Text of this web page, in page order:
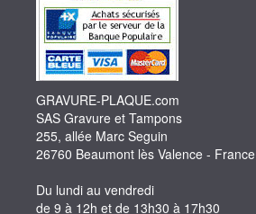
GRAVURE-PLAQUE.com
SAS Gravure et Tampons
255, allée Marc Seguin
26760 Beaumont lès Valence - France
Du lundi au vendredi
de 9 à 12h et de 13h30 à 17h30